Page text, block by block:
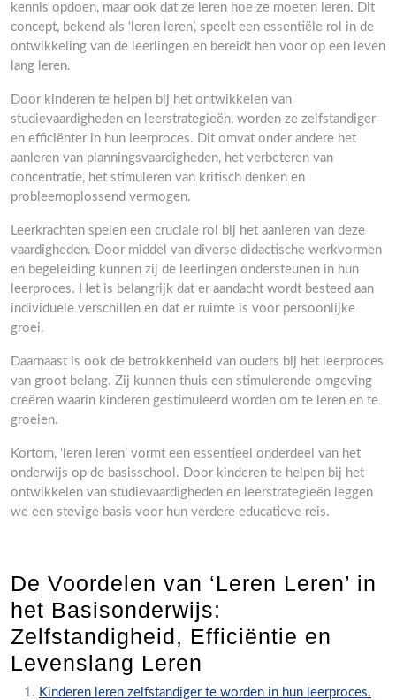
kennis opdoen, maar ook dat ze leren hoe ze moeten leren. Dit
concept, bekend als ‘leren leren’, speelt een essentiële rol in de
ontwikkeling van de leerlingen en bereidt hen voor op een leven
lang leren.
Door kinderen te helpen bij het ontwikkelen van
studievaardigheden en leerstrategieën, worden ze zelfstandiger
en efficiënter in hun leerproces. Dit omvat onder andere het
aanleren van planningsvaardigheden, het verbeteren van
concentratie, het stimuleren van kritisch denken en
probleemoplossend vermogen.
Leerkrachten spelen een cruciale rol bij het aanleren van deze
vaardigheden. Door middel van diverse didactische werkvormen
en begeleiding kunnen zij de leerlingen ondersteunen in hun
leerproces. Het is belangrijk dat er aandacht wordt besteed aan
individuele verschillen en dat er ruimte is voor persoonlijke
groei.
Daarnaast is ook de betrokkenheid van ouders bij het leerproces
van groot belang. Zij kunnen thuis een stimulerende omgeving
creëren waarin kinderen gestimuleerd worden om te leren en te
groeien.
Kortom, ‘leren leren’ vormt een essentieel onderdeel van het
onderwijs op de basisschool. Door kinderen te helpen bij het
ontwikkelen van studievaardigheden en leerstrategieën leggen
we een stevige basis voor hun verdere educatieve reis.
De Voordelen van ‘Leren Leren’ in
het Basisonderwijs:
Zelfstandigheid, Efficiëntie en
Levenslang Leren
Kinderen leren zelfstandiger te worden in hun leerproces.